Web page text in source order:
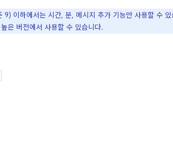
이하에서는 시간, 분, 메시지 추가 기능만 사용할 수 있
은 버전에서 사용할 수 있습니다.